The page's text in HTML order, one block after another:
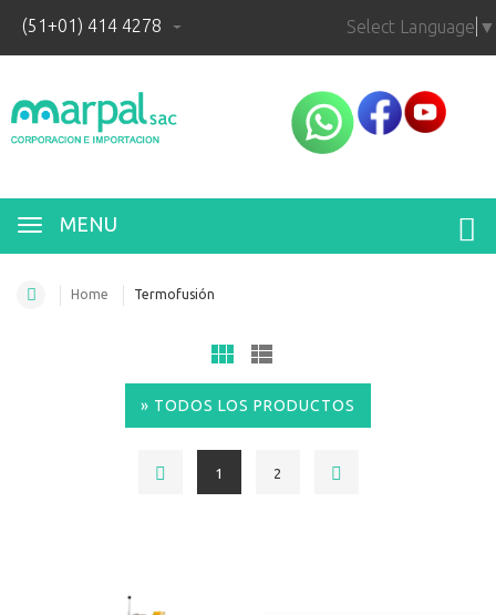
(51+01) 414 4278 Select Language ▼
MENU
Home Termofusión
» TODOS LOS PRODUCTOS
1 2